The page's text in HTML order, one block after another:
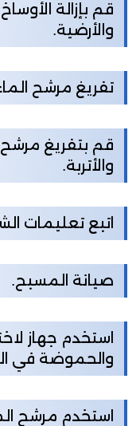
قم بإزالة
والأرضية.
تفريغ مرشح
قم بتفريغ
والأتربة.
اتبع تعليمات
صيانة المسبح.
استخدم جهاز
والحموضة في
استخدم مرشح